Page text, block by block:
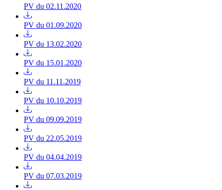
PV du 02.11.2020
PV du 01.09.2020
PV du 13.02.2020
PV du 15.01.2020
PV du 11.11.2019
PV du 10.10.2019
PV du 09.09.2019
PV du 22.05.2019
PV du 04.04.2019
PV du 07.03.2019